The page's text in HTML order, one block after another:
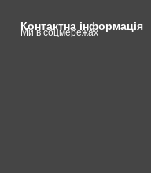
Контактна інформація
Ми в соцмережах